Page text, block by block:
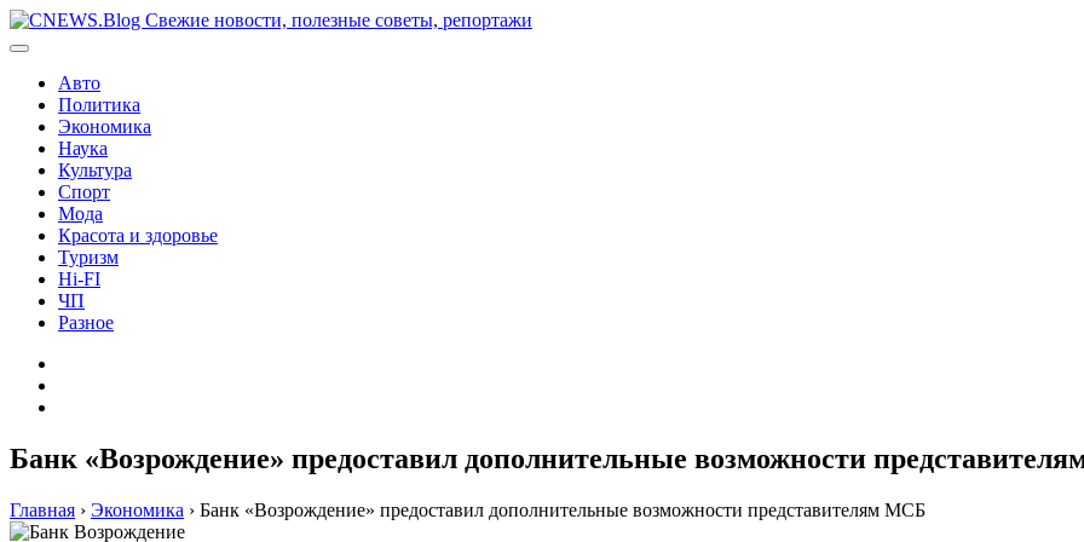
Перейти
к
Авто
Политика
Экономика
Наука
Культура
Спорт
Мода
Красота и здоровье
Туризм
Hi-FI
ЧП
Разное
Банк «Возрождение» предоставил дополнительные возможности
Главная › Экономика › Банк «Возрождение» предоставил дополнительные возможности представителям МСБ